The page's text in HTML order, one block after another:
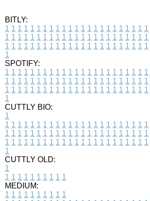
BITLY:
1 1 1 1 1 1 1 1 1 1 1 1 1 1 1 1 1 1 1 1 1 1 1
1 1 1 1 1 1 1 1 1 1 1 1 1 1 1 1 1 1 1 1 1 1 1
1 1 1 1 1 1 1 1 1 1 1 1 1 1 1 1 1 1 1 1 1 1 1
1
SPOTIFY:
1 1 1 1 1 1 1 1 1 1 1 1 1 1 1 1 1 1 1 1 1 1 1
1 1 1 1 1 1 1 1 1 1 1 1 1 1 1 1 1 1 1 1 1 1 1
1 1 1 1 1 1 1 1 1 1 1 1 1 1 1 1 1 1 1 1 1 1 1
1
CUTTLY BIO:
1
1 1 1 1 1 1 1 1 1 1 1 1 1 1 1 1 1 1 1 1 1 1 1
1 1 1 1 1 1 1 1 1 1 1 1 1 1 1 1 1 1 1 1 1 1 1
1 1 1 1 1 1 1 1 1 1 1 1 1 1 1 1 1 1 1 1 1 1 1
1
CUTTLY OLD:
1
1 1 1 1 1 1 1 1 1 1
MEDIUM:
1 1 1 1 1 1 1 1 1 1